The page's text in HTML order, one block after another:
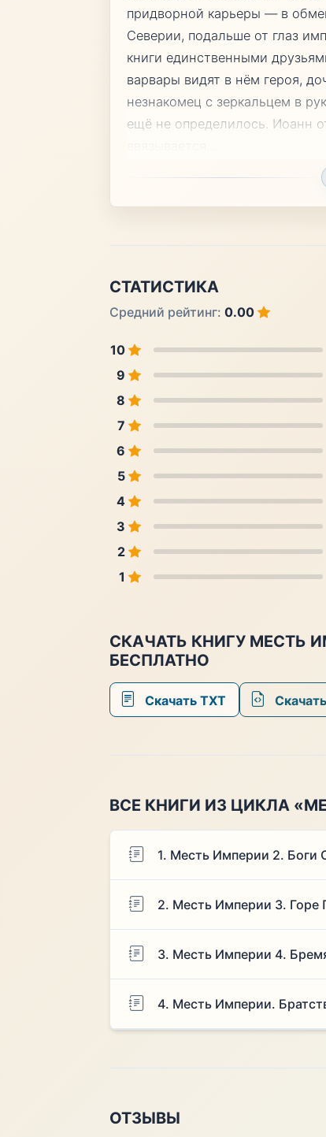
придворной карьеры — в
Северии, подальше от глаз
книги единственными
варвары видят в нём героя,
незнакомец с зеркальцем в
ещё не определилось. Иоанн
СТАТИСТИКА
Средний рейтинг: 0.00
10
9
8
7
6
5
4
3
2
1
СКАЧАТЬ КНИГУ МЕСТЬ
БЕСПЛАТНО
Скачать TXT
ВСЕ КНИГИ ИЗ ЦИКЛА
1. Месть Империи 2. Боги
2. Месть Империи 3.
3. Месть Империи 4.
4. Месть Империи.
ОТЗЫВЫ